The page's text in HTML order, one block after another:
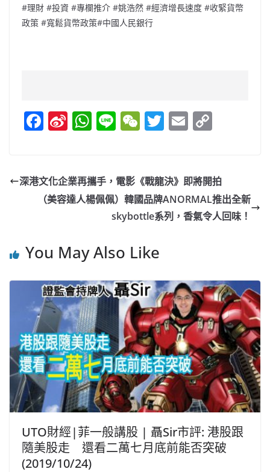
#理財 #投資 #專欄推介 #姚浩然 #經濟增長速度 #收緊貨幣
政策 #寬鬆貨幣政策#中國人民銀行
F
e
b
k
Si
W
ei
W
s
A
Li W
h
at
T
er
E
l y
Li
n
深港文化企業再攜手，電影《戰龍決》即將開拍
（美容達人楊佩佩）韓國品牌ANORMAL推出全新
skybottle系列，香氣令人回味！
You May Also Like
UTO財經|菲一般講股 | 聶Sir市評: 港股跟
隨美股走 還看二萬七月底前能否突破
(2019/10/24)